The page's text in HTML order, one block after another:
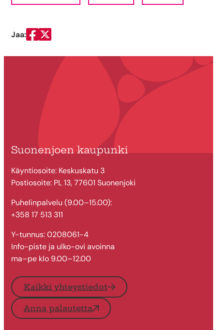
Jaa:
Jaa Facebookissa
Jaa Twitterissä
Suonenjoen kaupunki
Käyntiosoite: Keskuskatu 3
Postiosoite: PL 13, 77601 Suonenjoki
Puhelinpalvelu (9.00–15.00):
+358 17 513 311
Y-tunnus: 0208061-4
Info-piste ja ulko-ovi avoinna
ma–pe klo 9.00–12.00
Kaikki yhteystiedot
Anna palautetta